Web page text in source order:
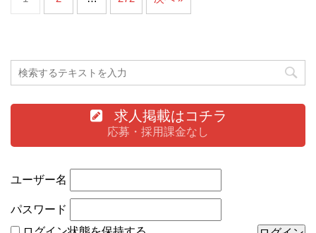
求人掲載はコチラ
応募・採用課金なし
ユーザー名
パスワード